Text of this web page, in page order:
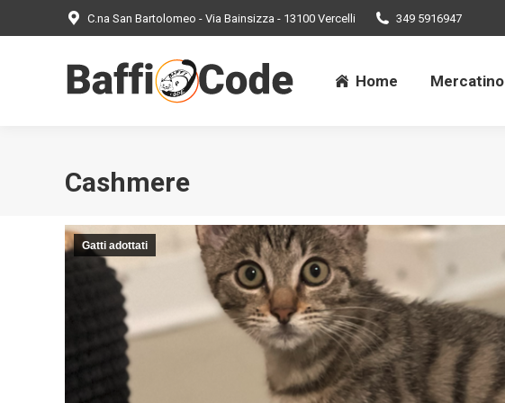
C.na San Bartolomeo - Via Bainsizza - 13100 Vercelli 349 5916947
Home Mercatino
Cashmere
Gatti adottati
Home